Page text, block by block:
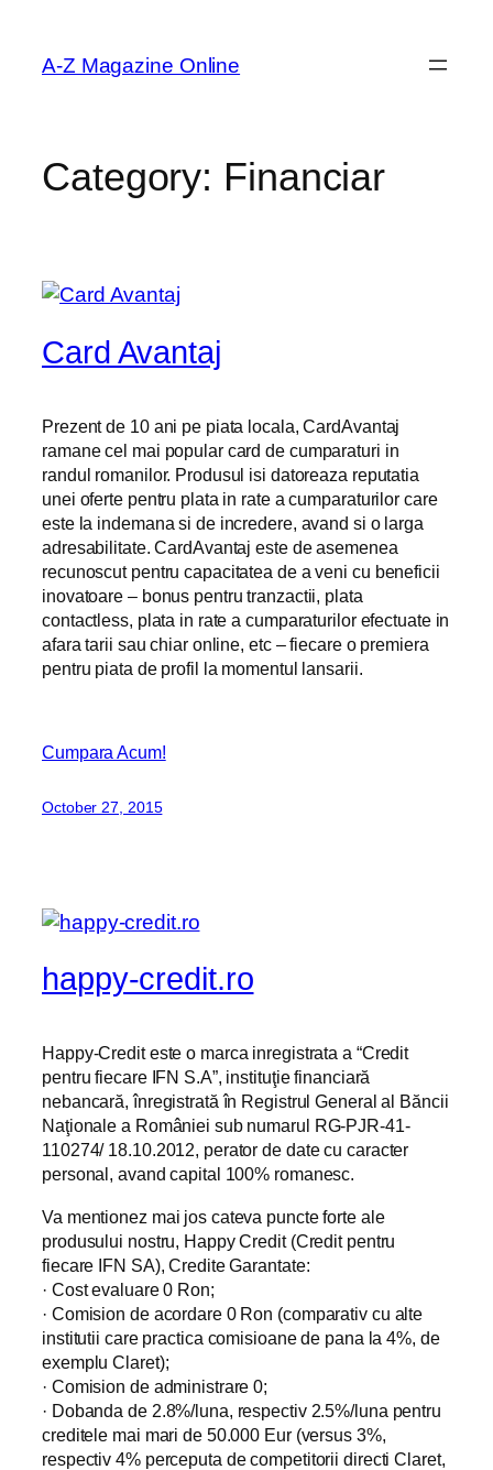
content
A-Z Magazine Online
Category: Financiar
Card Avantaj
Prezent de 10 ani pe piata locala, CardAvantaj
ramane cel mai popular card de cumparaturi in
randul romanilor. Produsul isi datoreaza reputatia
unei oferte pentru plata in rate a cumparaturilor care
este la indemana si de incredere, avand si o larga
adresabilitate. CardAvantaj este de asemenea
recunoscut pentru capacitatea de a veni cu beneficii
inovatoare – bonus pentru tranzactii, plata
contactless, plata in rate a cumparaturilor efectuate in
afara tarii sau chiar online, etc – fiecare o premiera
pentru piata de profil la momentul lansarii.
Cumpara Acum!
October 27, 2015
happy-credit.ro
Happy-Credit este o marca inregistrata a “Credit
pentru fiecare IFN S.A”, instituţie financiară
nebancară, înregistrată în Registrul General al Băncii
Naţionale a României sub numarul RG-PJR-41-
110274/ 18.10.2012, perator de date cu caracter
personal, avand capital 100% romanesc.
Va mentionez mai jos cateva puncte forte ale
produsului nostru, Happy Credit (Credit pentru
fiecare IFN SA), Credite Garantate:
· Cost evaluare 0 Ron;
· Comision de acordare 0 Ron (comparativ cu alte
institutii care practica comisioane de pana la 4%, de
exemplu Claret);
· Comision de administrare 0;
· Dobanda de 2.8%/luna, respectiv 2.5%/luna pentru
creditele mai mari de 50.000 Eur (versus 3%,
respectiv 4% perceputa de competitorii directi Claret,